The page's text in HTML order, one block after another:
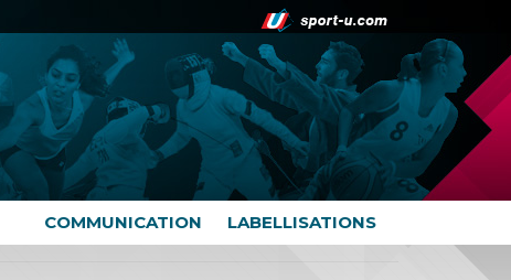
COMMUNICATION LABELLISATIONS